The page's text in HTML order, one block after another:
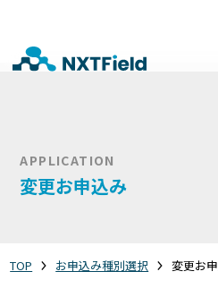
APPLICATION
変更お申込み
TOP お申込み種別選択 変更お